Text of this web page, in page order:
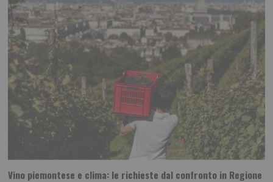
Vino piemontese e clima: le richieste dal confronto in Regione